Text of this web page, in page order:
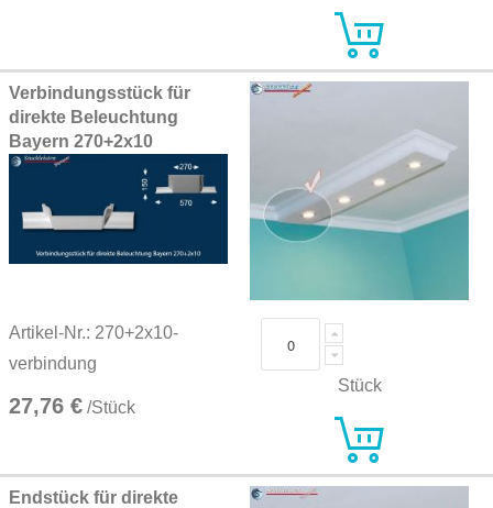
Verbindungsstück für
direkte Beleuchtung
Bayern 270+2x10
Artikel-Nr.: 270+2x10-
verbindung
27,76 € /Stück
Stück
Endstück für direkte